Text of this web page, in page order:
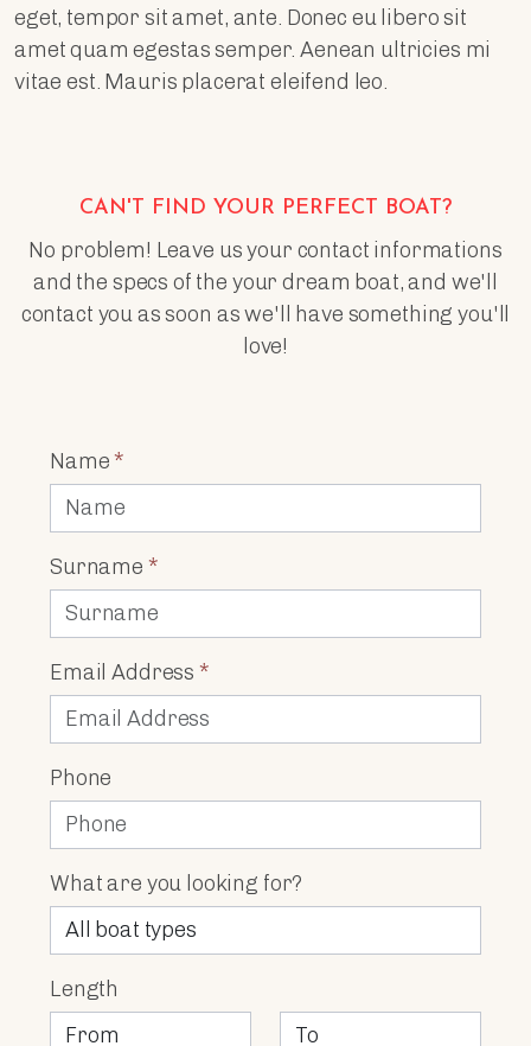
eget, tempor sit amet, ante. Donec eu libero sit
amet quam egestas semper. Aenean ultricies mi
vitae est. Mauris placerat eleifend leo.
CAN'T FIND YOUR PERFECT BOAT?
No problem! Leave us your contact informations
and the specs of the your dream boat, and we'll
contact you as soon as we'll have something you'll
love!
Name*
Surname *
Email Address *
Phone
What are you looking for?
Length